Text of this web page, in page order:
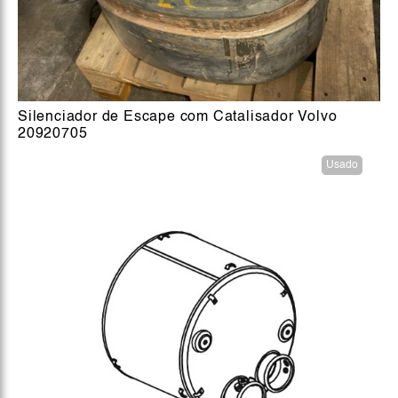
Silenciador de Escape com Catalisador Volvo
20920705
Usado